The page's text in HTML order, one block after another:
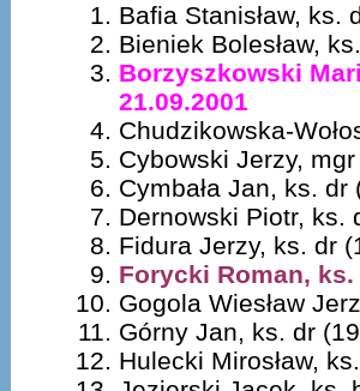
Bafia Stanisław,
Bieniek Bolesław,
Borzyszkowski
21.09.2001
Chudzikowska-
Cybowski Jerzy,
Cymbała Jan, ks. dr
Dernowski Piotr, ks.
Fidura Jerzy, ks. dr
Forycki Roman, ks.
Gogola Wiesław
Górny Jan, ks. dr
Hulecki Mirosław,